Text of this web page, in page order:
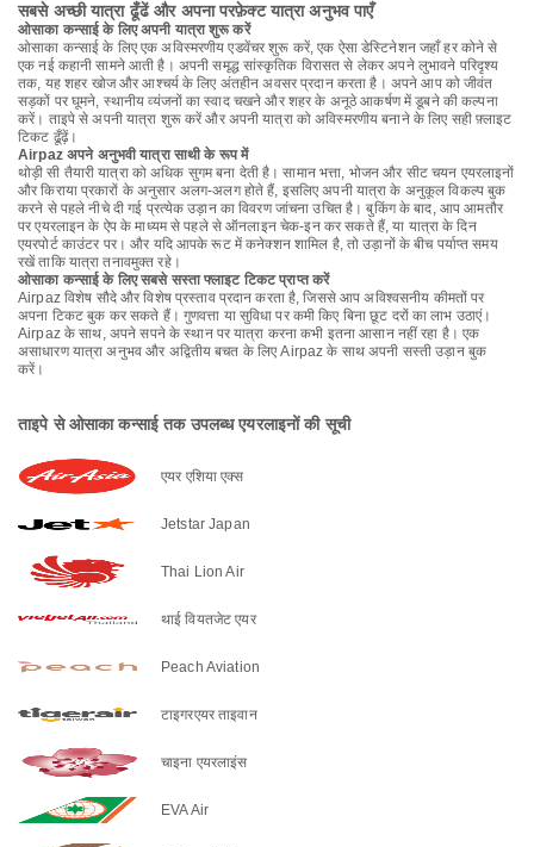
सबसे अच्छी यात्रा ढूँढें और अपना परफ़ेक्ट यात्रा अनुभव पाएँ
ओसाका कन्साई के लिए अपनी यात्रा शुरू करें
ओसाका कन्साई के लिए एक अविस्मरणीय एडवेंचर शुरू करें, एक ऐसा डेस्टिनेशन जहाँ हर कोने से
एक नई कहानी सामने आती है। अपनी समृद्ध सांस्कृतिक विरासत से लेकर अपने लुभावने परिदृश्य
तक, यह शहर खोज और आश्चर्य के लिए अंतहीन अवसर प्रदान करता है। अपने आप को जीवंत
सड़कों पर घूमने, स्थानीय व्यंजनों का स्वाद चखने और शहर के अनूठे आकर्षण में डूबने की कल्पना
करें। ताइपे से अपनी यात्रा शुरू करें और अपनी यात्रा को अविस्मरणीय बनाने के लिए सही फ़्लाइट
टिकट ढूँढ़ें।
Airpaz अपने अनुभवी यात्रा साथी के रूप में
थोड़ी सी तैयारी यात्रा को अधिक सुगम बना देती है। सामान भत्ता, भोजन और सीट चयन एयरलाइनों
और किराया प्रकारों के अनुसार अलग-अलग होते हैं, इसलिए अपनी यात्रा के अनुकूल विकल्प बुक
करने से पहले नीचे दी गई प्रत्येक उड़ान का विवरण जांचना उचित है। बुकिंग के बाद, आप आमतौर
पर एयरलाइन के ऐप के माध्यम से पहले से ऑनलाइन चेक-इन कर सकते हैं, या यात्रा के दिन
एयरपोर्ट काउंटर पर। और यदि आपके रूट में कनेक्शन शामिल है, तो उड़ानों के बीच पर्याप्त समय
रखें ताकि यात्रा तनावमुक्त रहे।
ओसाका कन्साई के लिए सबसे सस्ता फ्लाइट टिकट प्राप्त करें
Airpaz विशेष सौदे और विशेष प्रस्ताव प्रदान करता है, जिससे आप अविश्वसनीय कीमतों पर
अपना टिकट बुक कर सकते हैं। गुणवत्ता या सुविधा पर कमी किए बिना छूट दरों का लाभ उठाएं।
Airpaz के साथ, अपने सपने के स्थान पर यात्रा करना कभी इतना आसान नहीं रहा है। एक
असाधारण यात्रा अनुभव और अद्वितीय बचत के लिए Airpaz के साथ अपनी सस्ती उड़ान बुक
करें।
ताइपे से ओसाका कन्साई तक उपलब्ध एयरलाइनों की सूची
एयर एशिया एक्स
Jetstar Japan
Thai Lion Air
थाई वियतजेट एयर
Peach Aviation
टाइगरएयर ताइवान
चाइना एयरलाइंस
EVA Air